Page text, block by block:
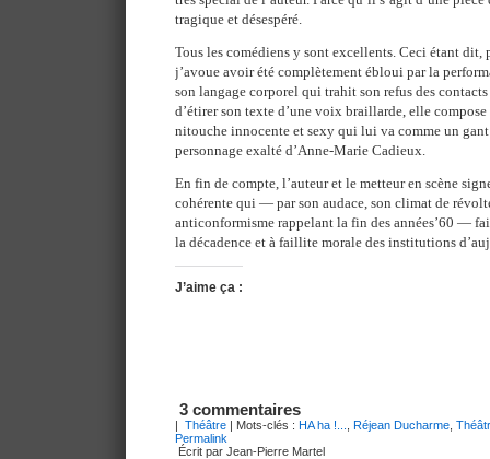
tragique et désespéré.
Tous les comédiens y sont excellents. Ceci étant dit,
j’avoue avoir été complètement ébloui par la
son langage corporel qui trahit son refus des
d’étirer son texte d’une voix braillarde, elle
nitouche innocente et sexy qui lui va comme un
personnage exalté d’Anne-Marie Cadieux.
En fin de compte, l’auteur et le metteur en scène
cohérente qui — par son audace, son climat de
anticonformisme rappelant la fin des années’60 —
la décadence et à faillite morale des institutions
J’aime ça :
3 commentaires
| Théâtre | Mots-clés : HA ha !... Réjean Ducharme
Permalink
Écrit par Jean-Pierre Martel